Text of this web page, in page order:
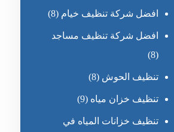
افضل شركة تنظيف خيام (8)
افضل شركة تنظيف مساجد
(8)
تنظيف الحوش (8)
تنظيف خزان مياه (9)
تنظيف خزانات المياه في